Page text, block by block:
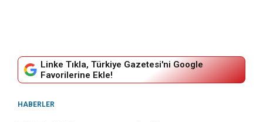
Linke Tıkla, Türkiye Gazetesi'ni Google
Favorilerine Ekle!
HABERLER